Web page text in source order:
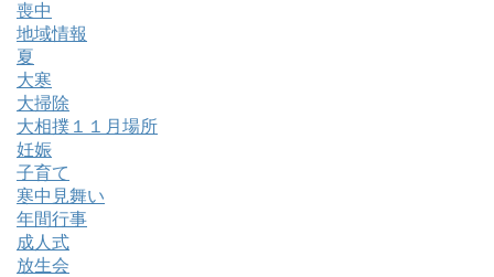
喪中
地域情報
夏
大寒
大掃除
大相撲１１月場所
妊娠
子育て
寒中見舞い
年間行事
成人式
放生会